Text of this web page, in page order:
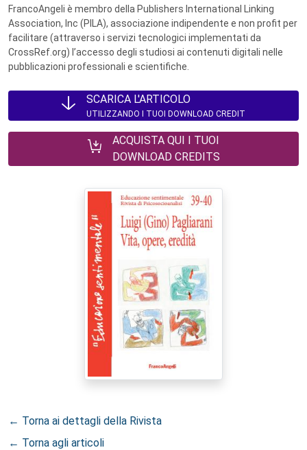
FrancoAngeli è membro della Publishers International Linking
Association, Inc (PILA), associazione indipendente e non profit per
facilitare (attraverso i servizi tecnologici implementati da
CrossRef.org) l’accesso degli studiosi ai contenuti digitali nelle
pubblicazioni professionali e scientifiche.
SCARICA L'ARTICOLO
UTILIZZANDO I TUOI DOWNLOAD CREDIT
ACQUISTA QUI I TUOI
DOWNLOAD CREDITS
← Torna ai dettagli della Rivista
← Torna agli articoli